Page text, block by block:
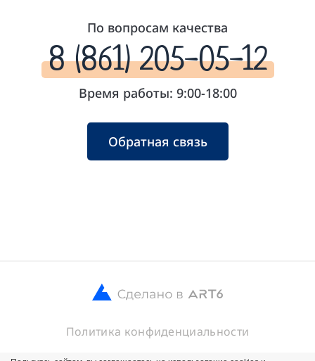
По вопросам качества
8 (861) 205-05-12
Время работы: 9:00-18:00
Обратная связь
© 2026 ООО Кубанские Хлебцы
Политика конфиденциальности